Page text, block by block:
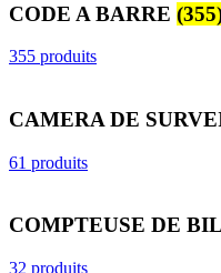
CODE A BARRE
355 produits
CAMERA DE
61 produits
COMPTEUSE DE
32 produits